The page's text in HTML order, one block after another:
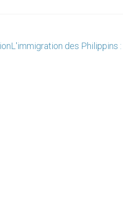
L'immigration des Philippins